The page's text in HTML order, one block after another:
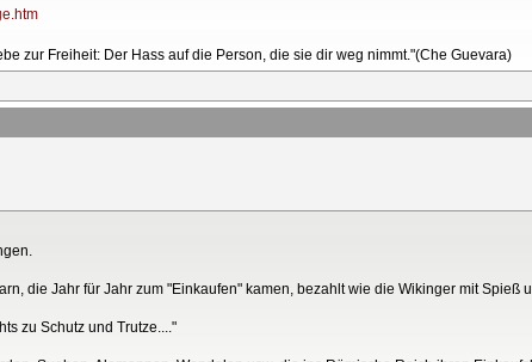
zur Freiheit: Der Hass auf die Person, die sie dir weg nimmt."(Che Guevara)
die Jahr für Jahr zum "Einkaufen" kamen, bezahlt wie die Wikinger mit Spieß
zu Schutz und Trutze...."